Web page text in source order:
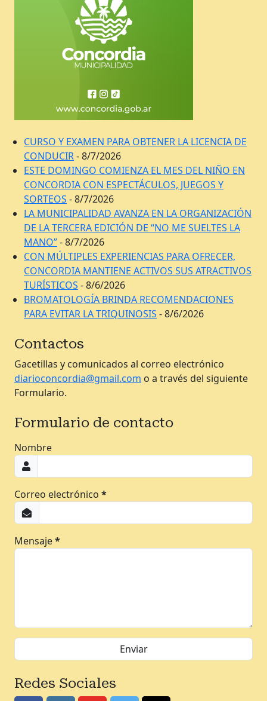
CURSO Y EXAMEN PARA OBTENER LA LICENCIA DE
CONDUCIR- 8/7/2026
ESTE DOMINGO COMIENZA EL MES DEL NIÑO EN
CONCORDIA CON ESPECTÁCULOS, JUEGOS Y
SORTEOS - 8/7/2026
LA MUNICIPALIDAD AVANZA EN LA ORGANIZACIÓN
DE LA TERCERA EDICIÓN DE “NO ME SUELTES LA
MANO”- 8/7/2026
CON MÚLTIPLES EXPERIENCIAS PARA OFRECER,
CONCORDIA MANTIENE ACTIVOS SUS ATRACTIVOS
TURÍSTICOS - 8/6/2026
BROMATOLOGÍA BRINDA RECOMENDACIONES
PARA EVITAR LA TRIQUINOSIS - 8/6/2026
Contactos
Gacetillas y comunicados al correo electrónico
diarioconcordia@gmail.com o a través del siguiente
Formulario.
Formulario de contacto
Nombre
Correo electrónico *
Mensaje*
Redes Sociales